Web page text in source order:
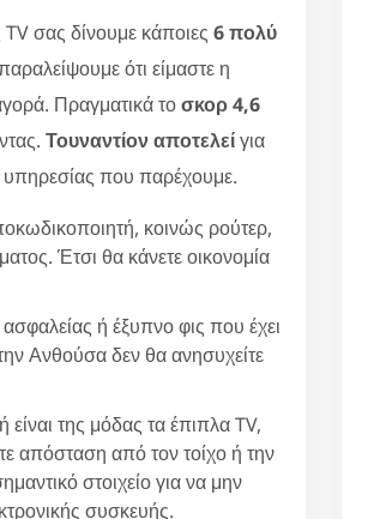
σας δίνουμε κάποιες 6 πολύ
ότι είμαστε η
Πραγματικά τοσκορ 4,6
Τουναντίον αποτελείγια
που παρέχουμε.
κοινώς ρούτερ,
Έτσι θα κάνετε οικονομία
ή έξυπνο φις που έχει
Ανθούσα δεν θα ανησυχείτε
είναι της μόδας τα έπιπλα TV,
απόσταση από τον τοίχο ή την
στοιχείο για να μην
συσκευής.